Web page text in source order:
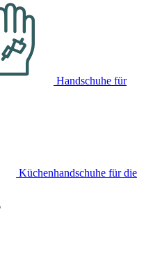
Handschuhe für
Küchenhandschuhe für die